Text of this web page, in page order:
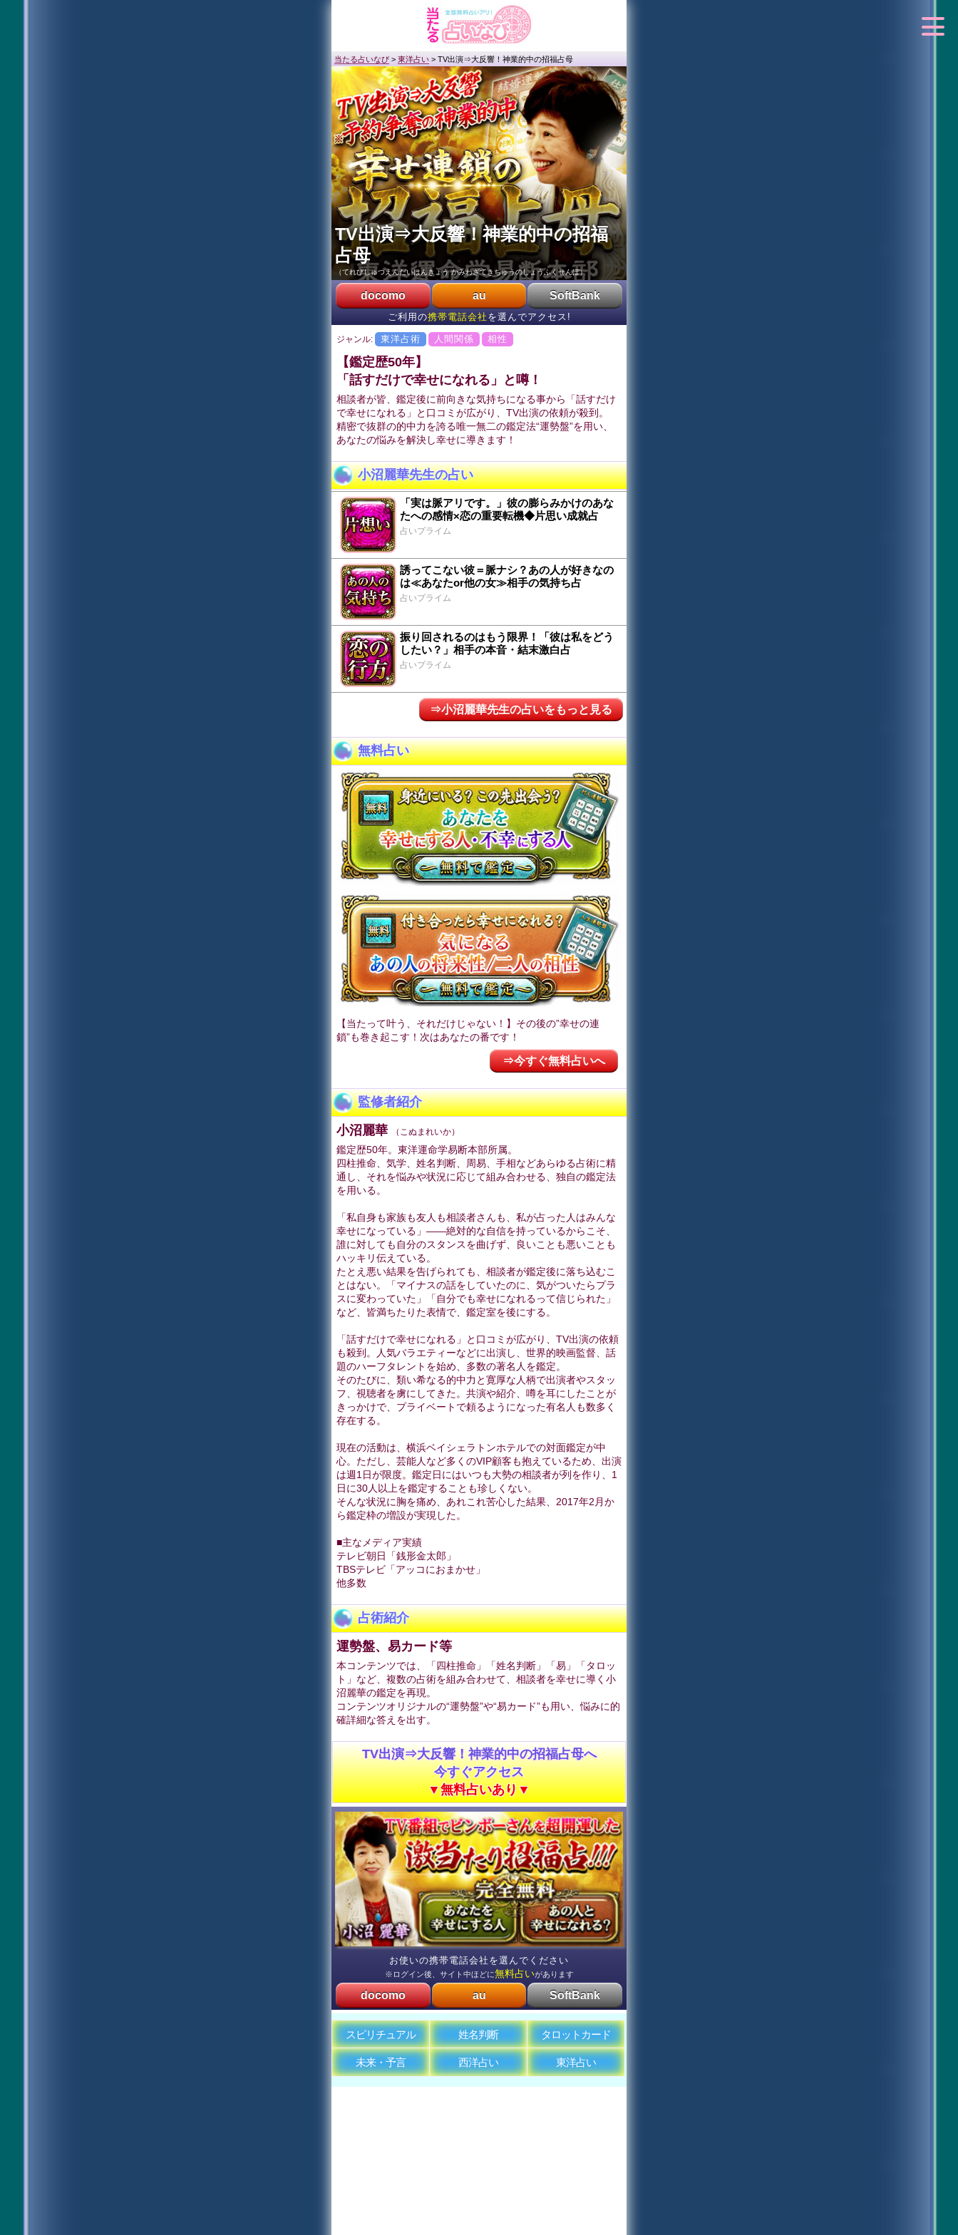
当たる占いなび >東洋占い >TV出演⇒大反響！神業的中の招福占母
TV出演⇒大反響！神業的中の招福
占母
（てれびしゅつえんだいはんきょう かみわざてきちゅうのしょうふくせんぼ）
docomo au SoftBank
ご利用の携帯電話会社 を選んでアクセス!
ジャンル: 東洋占術 人間関係 相性
【鑑定歴50年】
「話すだけで幸せになれる」と噂！
相談者が皆、鑑定後に前向きな気持ちになる事から「話すだけ
で幸せになれる」と口コミが広がり、TV出演の依頼が殺到。
精密で抜群の的中力を誇る唯一無二の鑑定法“運勢盤”を用い、
あなたの悩みを解決し幸せに導きます！
小沼麗華先生の占い
「実は脈アリです。」彼の膨らみかけのあな
たへの感情×恋の重要転機◆片思い成就占
占いプライム
誘ってこない彼＝脈ナシ？あの人が好きなの
は≪あなたor他の女≫相手の気持ち占
占いプライム
振り回されるのはもう限界！「彼は私をどう
したい？」相手の本音・結末激白占
占いプライム
⇒小沼麗華先生の占いをもっと見る
無料占い
【当たって叶う、それだけじゃない！】その後の”幸せの連
鎖”も巻き起こす！次はあなたの番です！
⇒今すぐ無料占いへ
監修者紹介
小沼麗華 （こぬまれいか）
鑑定歴50年。東洋運命学易断本部所属。
四柱推命、気学、姓名判断、周易、手相などあらゆる占術に精
通し、それを悩みや状況に応じて組み合わせる、独自の鑑定法
を用いる。
「私自身も家族も友人も相談者さんも、私が占った人はみんな
幸せになっている」――絶対的な自信を持っているからこそ、
誰に対しても自分のスタンスを曲げず、良いことも悪いことも
ハッキリ伝えている。
たとえ悪い結果を告げられても、相談者が鑑定後に落ち込むこ
とはない。「マイナスの話をしていたのに、気がついたらプラ
スに変わっていた」「自分でも幸せになれるって信じられた」
など、皆満ちたりた表情で、鑑定室を後にする。
「話すだけで幸せになれる」と口コミが広がり、TV出演の依頼
も殺到。人気バラエティーなどに出演し、世界的映画監督、話
題のハーフタレントを始め、多数の著名人を鑑定。
そのたびに、類い希なる的中力と寛厚な人柄で出演者やスタッ
フ、視聴者を虜にしてきた。共演や紹介、噂を耳にしたことが
きっかけで、プライベートで頼るようになった有名人も数多く
存在する。
現在の活動は、横浜ベイシェラトンホテルでの対面鑑定が中
心。ただし、芸能人など多くのVIP顧客も抱えているため、出演
は週1日が限度。鑑定日にはいつも大勢の相談者が列を作り、1
日に30人以上を鑑定することも珍しくない。
そんな状況に胸を痛め、あれこれ苦心した結果、2017年2月か
ら鑑定枠の増設が実現した。
■主なメディア実績
テレビ朝日「銭形金太郎」
TBSテレビ「アッコにおまかせ」
他多数
占術紹介
運勢盤、易カード等
本コンテンツでは、「四柱推命」「姓名判断」「易」「タロッ
ト」など、複数の占術を組み合わせて、相談者を幸せに導く小
沼麗華の鑑定を再現。
コンテンツオリジナルの“運勢盤”や“易カード”も用い、悩みに的
確詳細な答えを出す。
TV出演⇒大反響！神業的中の招福占母へ
今すぐアクセス
▼無料占いあり▼
お使いの携帯電話会社を選んでください
※ログイン後、サイト中ほどに無料占いがあります
docomo au SoftBank
スピリチュアル 姓名判断 タロットカード
未来・予言 西洋占い 東洋占い